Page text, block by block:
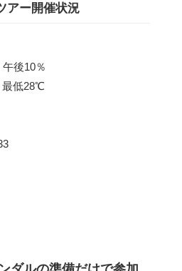
アー開催状況
後10％
低28℃